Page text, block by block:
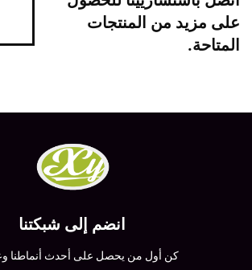
على مزيد من المنتجات
المتاحة.
انضم إلى شبكتنا
كن أول من يحصل على أحدث أنماطنا